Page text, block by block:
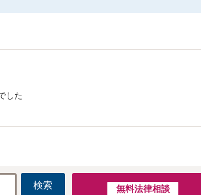
した
検索 無料法律相談